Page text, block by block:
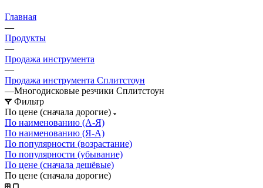
Главная
—
Продукты
—
Продажа инструмента
—
Продажа инструмента Сплитстоун
—Многодисковые резчики Сплитстоун
Фильтр
По цене (сначала дорогие)
По наименованию (А-Я)
По наименованию (Я-А)
По популярности (возрастание)
По популярности (убывание)
По цене (сначала дешёвые)
По цене (сначала дорогие)